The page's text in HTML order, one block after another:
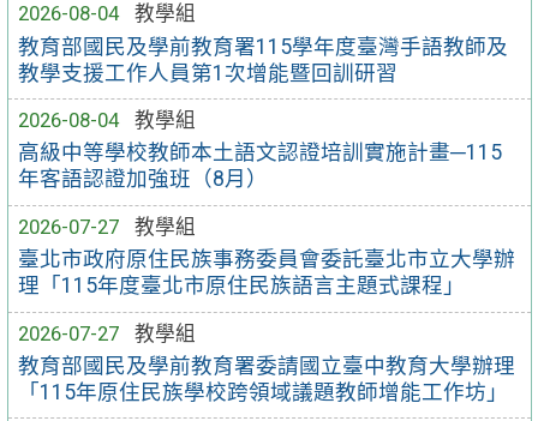
2026-08-04
教學組
教育部國民及學前教育署115學年度臺灣手語教師及
教學支援工作人員第1次增能暨回訓研習
2026-08-04
教學組
高級中等學校教師本土語文認證培訓實施計畫─115
年客語認證加強班（8月）
2026-07-27
教學組
臺北市政府原住民族事務委員會委託臺北市立大學辦
理「115年度臺北市原住民族語言主題式課程」
2026-07-27
教學組
教育部國民及學前教育署委請國立臺中教育大學辦理
「115年原住民族學校跨領域議題教師增能工作坊」